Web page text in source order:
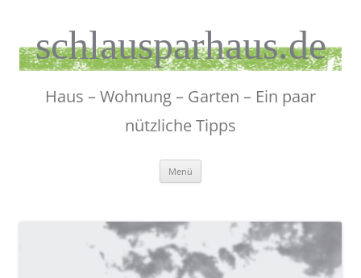
schlausparhaus.de
Haus – Wohnung – Garten – Ein paar
nützliche Tipps
Menü